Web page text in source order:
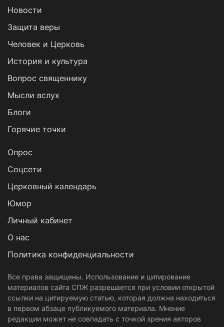
Новости
Защита веры
Человек и Церковь
История и культура
Вопрос священнику
Мысли вслух
Блоги
Горячие точки
Опрос
Cоцсети
Церковный календарь
Юмор
Личный кабинет
О нас
Политика конфиденциальности
Все права защищены. Использование и цитирование
материалов сайта СПЖ разрешается при условии открытой
ссылки на цитируемую статью, которая должна находиться
в первом абзаце публикуемого материала. Мнение
редакции может не совпадать с точкой зрения авторов